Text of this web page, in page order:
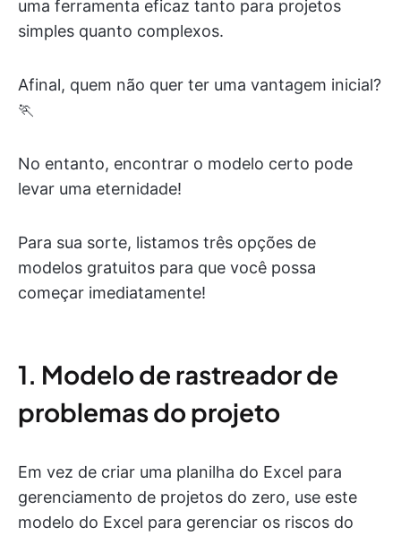
uma ferramenta eficaz tanto para projetos
simples quanto complexos.
Afinal, quem não quer ter uma vantagem inicial?
🏃
No entanto, encontrar o modelo certo pode
levar uma eternidade!
Para sua sorte, listamos três opções de
modelos gratuitos para que você possa
começar imediatamente!
1. Modelo de rastreador de
problemas do projeto
Em vez de criar uma planilha do Excel para
gerenciamento de projetos do zero, use este
modelo do Excel para gerenciar os riscos do